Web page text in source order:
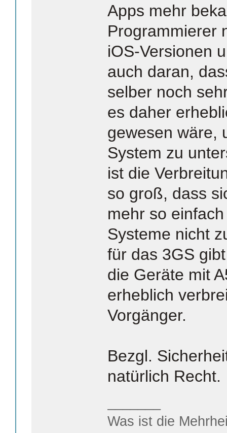
Apps mehr
Programmierer
iOS-Versionen
auch daran,
selber noch
es daher
gewesen wäre,
System zu
ist die
so groß, dass
mehr so
Systeme nicht
für das 3GS
die Geräte mit
erheblich
Vorgänger.
Bezgl.
natürlich Recht.
Was ist die